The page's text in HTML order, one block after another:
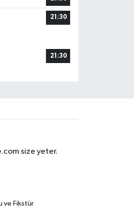
21:30
21:30
size yeter.
ve Fikstür